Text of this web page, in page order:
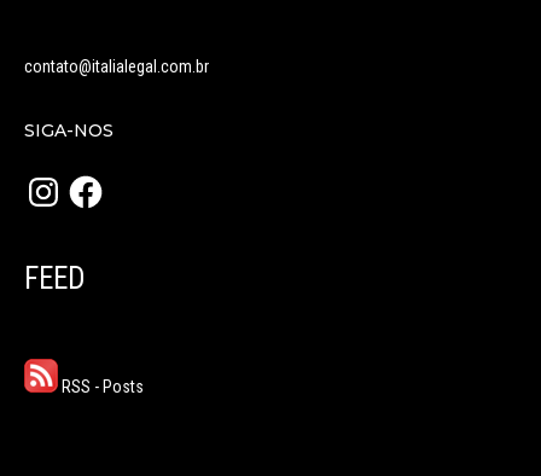
contato@italialegal.com.br
SIGA-NOS
InstagramFacebook
FEED
RSS - Posts